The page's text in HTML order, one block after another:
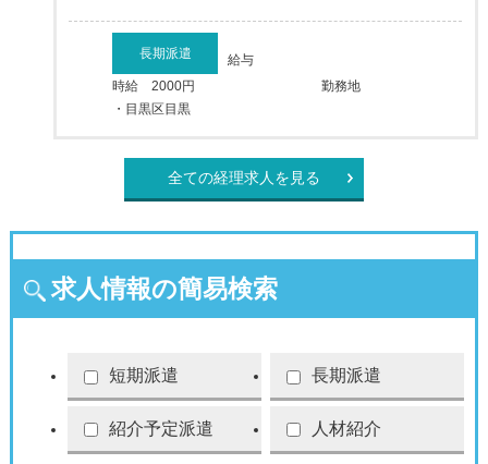
長期派遣
給与
時給 2000円
勤務地
・目黒区目黒
全ての経理求人を見る
求人情報の簡易検索
短期派遣 長期派遣
紹介予定派遣 人材紹介